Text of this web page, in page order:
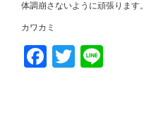
体調崩さないように頑張ります。
カワカミ
Facebook
Twitter